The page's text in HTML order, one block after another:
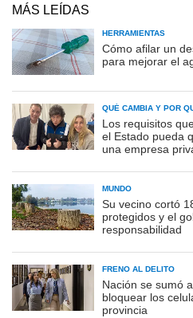
MÁS LEÍDAS
HERRAMIENTAS
Cómo afilar un
para mejorar el
QUÉ CAMBIA Y POR
Los requisitos
el Estado pueda
una empresa
MUNDO
Su vecino cortó
protegidos y el
responsabilidad
FRENO AL DELITO
Nación se sumó
bloquear los
provincia